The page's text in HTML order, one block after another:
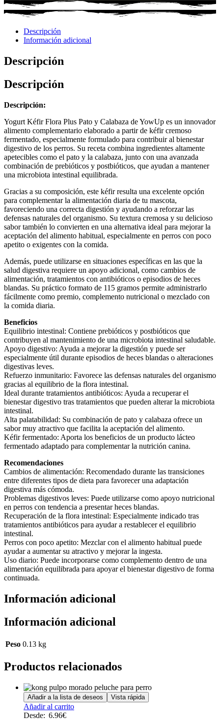
Descripción
Información adicional
Descripción
Descripción
Descripción:
Yogurt Kéfir Flora Plus Pato y Calabaza de YowUp es un innovador
alimento complementario elaborado a partir de kéfir cremoso
fermentado, especialmente formulado para contribuir al bienestar
digestivo de los perros. Su receta combina ingredientes altamente
apetecibles como el pato y la calabaza, junto con una avanzada
combinación de prebióticos y postbióticos, que ayudan a mantener
una microbiota intestinal equilibrada.
Gracias a su composición, este kéfir resulta una excelente opción
para complementar la alimentación diaria de tu mascota,
favoreciendo una correcta digestión y ayudando a reforzar las
defensas naturales del organismo. Su textura cremosa y su delicioso
sabor también lo convierten en una alternativa ideal para mejorar la
aceptación del alimento habitual, especialmente en perros con poco
apetito o exigentes con la comida.
Además, puede utilizarse en situaciones específicas en las que la
salud digestiva requiere un apoyo adicional, como cambios de
alimentación, tratamientos con antibióticos o episodios de heces
blandas. Su práctico formato de 115 gramos permite administrarlo
fácilmente como premio, complemento nutricional o mezclado con
la comida diaria.
Beneficios
Equilibrio intestinal: Contiene prebióticos y postbióticos que
contribuyen al mantenimiento de una microbiota intestinal saludable.
Apoyo digestivo: Ayuda a mejorar la digestión y puede ser
especialmente útil durante episodios de heces blandas o alteraciones
digestivas leves.
Refuerzo inmunitario: Favorece las defensas naturales del organismo
gracias al equilibrio de la flora intestinal.
Ideal durante tratamientos antibióticos: Ayuda a recuperar el
bienestar digestivo tras tratamientos que pueden alterar la microbiota
intestinal.
Alta palatabilidad: Su combinación de pato y calabaza ofrece un
sabor muy atractivo que facilita la aceptación del alimento.
Kéfir fermentado: Aporta los beneficios de un producto lácteo
fermentado adaptado para complementar la nutrición canina.
Recomendaciones
Cambios de alimentación: Recomendado durante las transiciones
entre diferentes tipos de dieta para favorecer una adaptación
digestiva más cómoda.
Problemas digestivos leves: Puede utilizarse como apoyo nutricional
en perros con tendencia a presentar heces blandas.
Recuperación de la flora intestinal: Especialmente indicado tras
tratamientos antibióticos para ayudar a restablecer el equilibrio
intestinal.
Perros con poco apetito: Mezclar con el alimento habitual puede
ayudar a aumentar su atractivo y mejorar la ingesta.
Uso diario: Puede incorporarse como complemento dentro de una
alimentación equilibrada para apoyar el bienestar digestivo de forma
continuada.
Información adicional
Información adicional
Peso 0.13 kg
Productos relacionados
Añadir a la lista de deseos Vista rápida
Añadir al carritoEste
Desde: 6.96€